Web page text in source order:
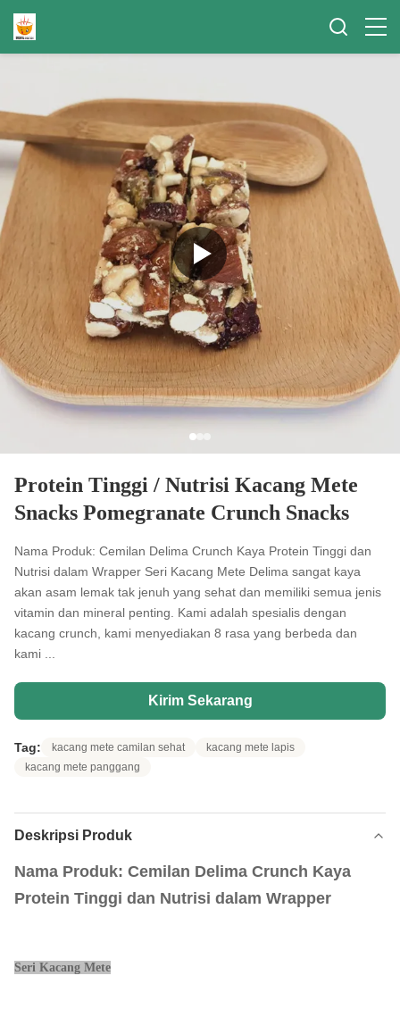
Protein Tinggi / Nutrisi Kacang Mete
Snacks Pomegranate Crunch Snacks
Nama Produk: Cemilan Delima Crunch Kaya Protein Tinggi dan
Nutrisi dalam Wrapper Seri Kacang Mete Delima sangat kaya
akan asam lemak tak jenuh yang sehat dan memiliki semua jenis
vitamin dan mineral penting. Kami adalah spesialis dengan
kacang crunch, kami menyediakan 8 rasa yang berbeda dan
kami ...
Kirim Sekarang
Tag: kacang mete camilan sehat
kacang mete lapis
kacang mete panggang
Deskripsi Produk
Nama Produk: Cemilan Delima Crunch Kaya
Protein Tinggi dan Nutrisi dalam Wrapper
Seri Kacang Mete